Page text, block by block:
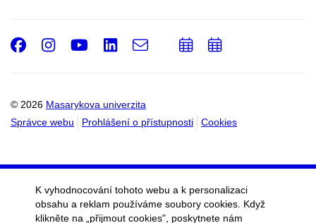
© 2026 Masarykova univerzita
Správce webu
Prohlášení o přístupnosti Cookies
Facebook
Instagram
Youtube
LinkedIn
e-
PřidatPřidat
K vyhodnocování tohoto webu a k personalizaci
obsahu a reklam používáme soubory cookies. Když
klikněte na „přijmout cookies", poskytnete nám